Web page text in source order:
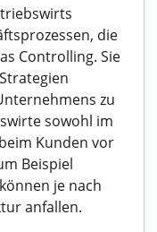
die
Controlling. Sie
zu
sowohl im
Kunden vor
Beispiel
je nach
anfallen.